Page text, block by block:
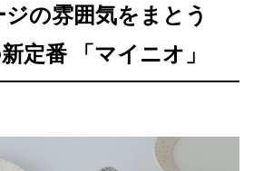
の雰囲気をまとう
定番 「マイニオ」